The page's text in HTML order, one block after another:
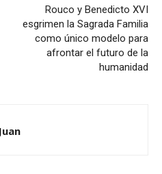
Rouco y Benedicto XVI
esgrimen la Sagrada Familia
como único modelo para
afrontar el futuro de la
humanidad
Juan